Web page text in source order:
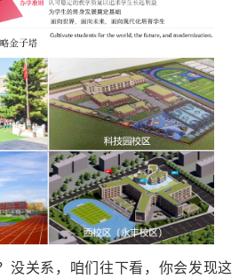
没关系，咱们往下看，你会发现这